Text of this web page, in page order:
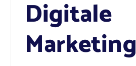
Digitale
Marketing